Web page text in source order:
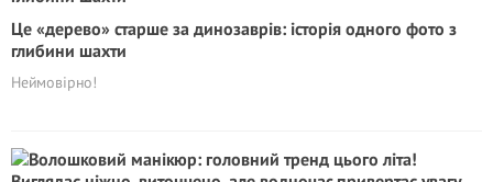
Це «дерево» старше за динозаврів: історія одного фото з
глибини шахти
Неймовірно!